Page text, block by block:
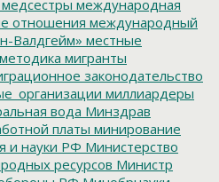
медсестры международная
отношения международный
Валдгейм» местные
методика мигранты
законодательство
миллиардеры
вода Минздрав
платы минирование
и науки РФ Министерство
ресурсов Министр